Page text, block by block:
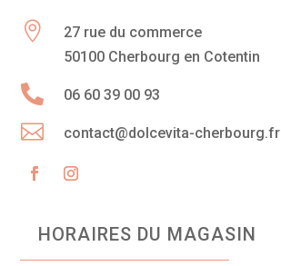

27 rue du commerce
50100 Cherbourg en Cotentin
 06 60 39 00 93
 contact@dolcevita-cherbourg.fr
HORAIRES DU MAGASIN